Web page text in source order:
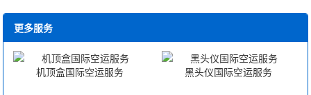
更多服务
机顶盒国际空运服务 黑头仪国际空运服务